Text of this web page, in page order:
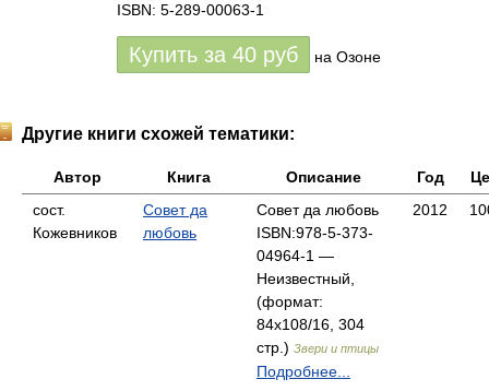
ISBN: 5-289-00063-1
Купить за 40 руб на Озоне
Другие книги схожей тематики:
Автор Книга Описание Год
сост.
Кожевников
Совет да
любовь
Совет да любовь
ISBN:978-5-373-
04964-1 —
Неизвестный,
(формат:
84x108/16, 304
стр.) Звери и птицы
Подробнее...
2012